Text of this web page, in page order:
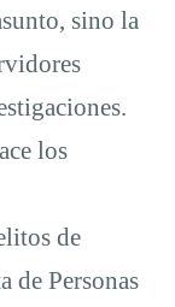
sino la
los
de
de Personas